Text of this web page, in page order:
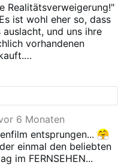
Realitätsverweigerung!"
ist wohl eher so, dass
und uns ihre
vorhandenen
Forscher , werden neue
, die dann die
Energien reinigen
in großem Stil
derweil warten
und Wind....
6 Monaten
entsprungen...
einmal den beliebten
im FERNSEHEN...